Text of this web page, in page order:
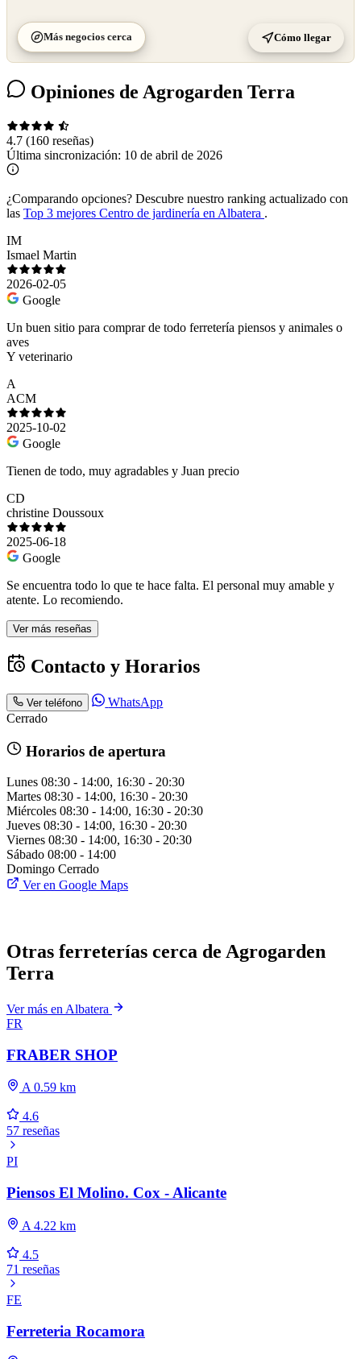
Más negocios cerca Cómo llegar
Opiniones de Agrogarden Terra
4.7 (160 reseñas)
Última sincronización: 10 de abril de 2026
¿Comparando opciones? Descubre nuestro ranking actualizado con
las Top 3 mejores Centro de jardinería en Albatera .
IM
Ismael Martin
2026-02-05
Google
Un buen sitio para comprar de todo ferretería piensos y animales o
aves
Y veterinario
A
ACM
2025-10-02
Google
Tienen de todo, muy agradables y Juan precio
CD
christine Doussoux
2025-06-18
Google
Se encuentra todo lo que te hace falta. El personal muy amable y
atente. Lo recomiendo.
Ver más reseñas
Contacto y Horarios
Ver teléfono
WhatsApp
Cerrado
Horarios de apertura
Lunes 08:30 - 14:00, 16:30 - 20:30
Martes 08:30 - 14:00, 16:30 - 20:30
Miércoles 08:30 - 14:00, 16:30 - 20:30
Jueves 08:30 - 14:00, 16:30 - 20:30
Viernes 08:30 - 14:00, 16:30 - 20:30
Sábado 08:00 - 14:00
Domingo Cerrado
Ver en Google Maps
Otras ferreterías cerca de Agrogarden
Terra
Ver más en Albatera
FR
FRABER SHOP
A 0.59 km
4.6
57 reseñas
PI
Piensos El Molino. Cox - Alicante
A 4.22 km
4.5
71 reseñas
FE
Ferreteria Rocamora